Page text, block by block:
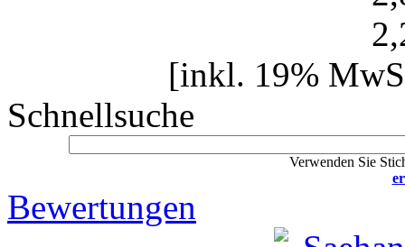
[inkl. 19%
Schnellsuche
Verwenden Sie
Bewertungen